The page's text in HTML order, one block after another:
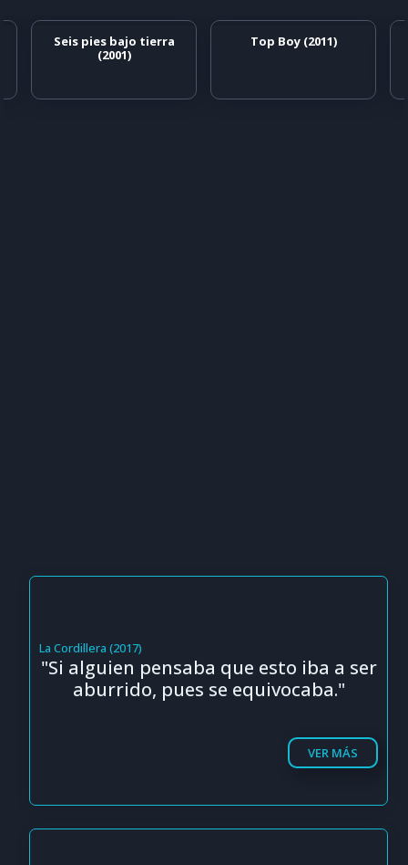
Seis pies bajo tierra
(2001)
Top Boy (2011)
La Cordillera (2017)
"Si alguien pensaba que esto iba a ser
aburrido, pues se equivocaba."
VER MÁS